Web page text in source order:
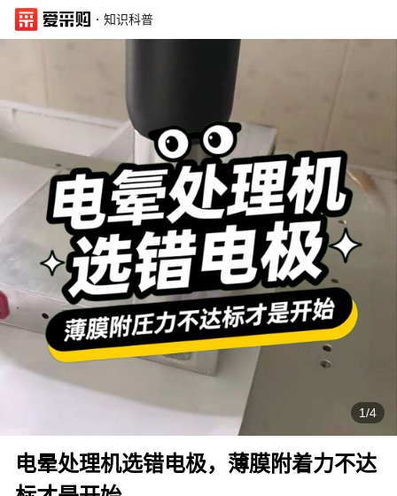
· 知识科普
1/4
电晕处理机选错电极，薄膜附着力不达